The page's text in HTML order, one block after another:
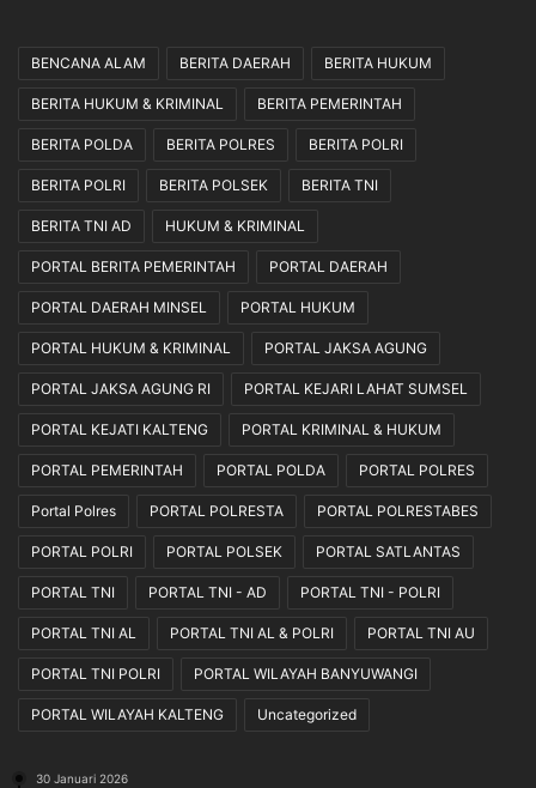
BENCANA ALAM BERITA DAERAH BERITA HUKUM
BERITA HUKUM & KRIMINAL BERITA PEMERINTAH
BERITA POLDA BERITA POLRES BERITA POLRI
BERITA POLRI BERITA POLSEK BERITA TNI
BERITA TNI AD HUKUM & KRIMINAL
PORTAL BERITA PEMERINTAH PORTAL DAERAH
PORTAL DAERAH MINSEL PORTAL HUKUM
PORTAL HUKUM & KRIMINAL PORTAL JAKSA AGUNG
PORTAL JAKSA AGUNG RI PORTAL KEJARI LAHAT SUMSEL
PORTAL KEJATI KALTENG PORTAL KRIMINAL & HUKUM
PORTAL PEMERINTAH PORTAL POLDA PORTAL POLRES
Portal Polres PORTAL POLRESTA PORTAL POLRESTABES
PORTAL POLRI PORTAL POLSEK PORTAL SATLANTAS
PORTAL TNI PORTAL TNI - AD PORTAL TNI - POLRI
PORTAL TNI AL PORTAL TNI AL & POLRI PORTAL TNI AU
PORTAL TNI POLRI PORTAL WILAYAH BANYUWANGI
PORTAL WILAYAH KALTENG Uncategorized
30 Januari 2026